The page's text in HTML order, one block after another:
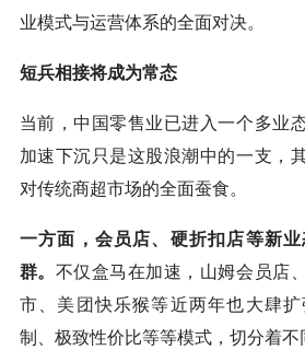
业模式与运营体系的全面对决。
短兵相接将成为常态
当前，中国零售业已进入一个多业
加速下沉只是这股浪潮中的一支，
对传统商超市场的全面蚕食。
一方面，会员店、硬折扣店等新
群。 不仅盒马在加速，山姆会员店
市、 美团快乐猴等近两年也大肆
制、极致性价比等等模式，切分着不